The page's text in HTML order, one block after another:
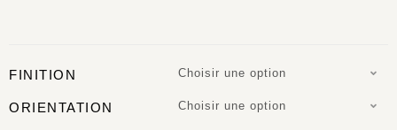
FINITION Choisir une option
ORIENTATION Choisir une option